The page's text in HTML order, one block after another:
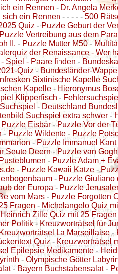
ein Rennen - Dr. Angela
sich ein Rennen - - - - - 500
Quiz -Puzzle Geburt der
Puzzle Vertreibung aus dem
II. - Puzzle Mutter M50-
der Renaissance - Wer
Spiel - Paare finden -
Quiz - Bundesländer-
Sixtinische Kapelle
Kapelle - Hieronymus
Klipperfisch -
- Deutschland
Suchspiel extra schwer -
Puzzle Eisbär- Puzzle Vor der
- Puzzle Wildente - Puzzle
- Puzzle Immanuel Kant
Seute Deern-Puzzle van
- Puzzle Adam +
- Puzzle Kawaii Katze -
- Puzzle Giuliano
der Europa - Puzzle
vom Mars - Puzzle Forgotten
Fragen - Michelangelo Quiz
Heinrich Zille Quiz mit 25 Fragen
Politik- Kreuzworträtsel für
Kreuzworträtsel La Marseillaise-
Quiz- Kreuzworträtsel
Epilepsie Medikamente -
- Olympische Götter
- Bayern Buchstabensalat-